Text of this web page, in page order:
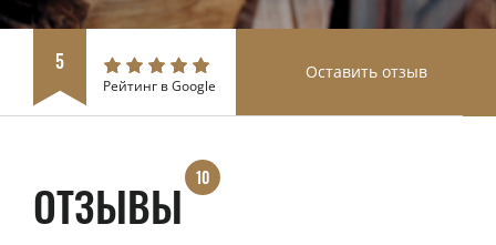
5
Рейтинг в Google
Оставить отзыв
ОТЗЫВЫ10